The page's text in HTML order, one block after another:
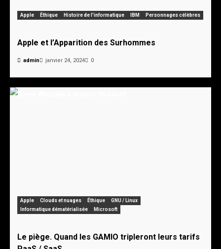
Apple Éthique Histoire de l'informatique IBM Personnages célèbres
Apple et l’Apparition des Surhommes
admin janvier 24, 2024 0
Apple Clouds et nuages Éthique
GNU / Linux
Informatique dématérialisée
Microsoft
Le piège. Quand les GAMIO tripleront leurs tarifs